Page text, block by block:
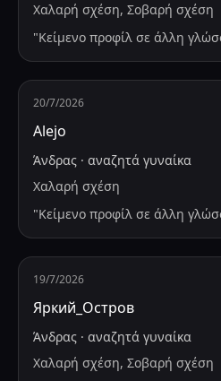
Χαλαρή σχέση, Σοβαρή σχέση
"Κείμενο προφίλ σε άλλη
20/7/2026
Alejo
Άνδρας · αναζητά γυναίκα
Χαλαρή σχέση
"Κείμενο προφίλ σε άλλη
19/7/2026
Яркий_Остров
Άνδρας · αναζητά γυναίκα
Χαλαρή σχέση, Σοβαρή σχέση